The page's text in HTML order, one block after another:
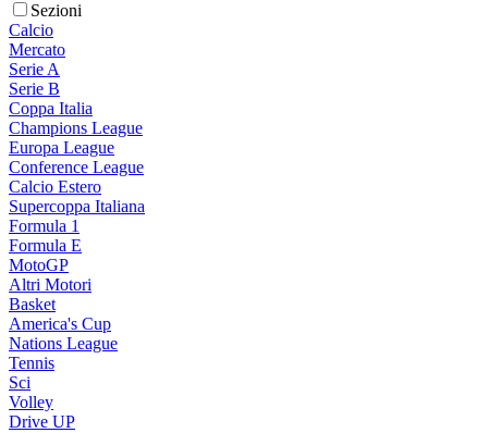
Sezioni
Calcio
Mercato
Serie A
Serie B
Coppa Italia
Champions League
Europa League
Conference League
Calcio Estero
Supercoppa Italiana
Formula 1
Formula E
MotoGP
Altri Motori
Basket
America's Cup
Nations League
Tennis
Sci
Volley
Drive UP